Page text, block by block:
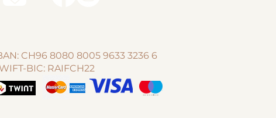
CH96 8080 8005 9633 3236 6
BIC: RAIFCH22